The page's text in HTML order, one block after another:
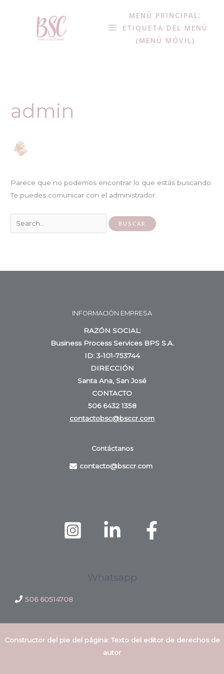
MENÚ PRINCIPAL:
ETIQUETA DEL MENÚ
(MENÚ MÓVIL)
admin
Parece que no podemos encontrar lo que estás buscando.
Te puedes comunicar con el administrador.
INFORMACIÓN EMPRESA
RAZÓN SOCIAL:
Business Process Services BPS S.A.
ID: 3-101-753744
DIRECCIÓN
Santa Ana, San José
CONTACTO
506 6432 1358
contactobsc@bsccr.com
Contáctanos
contacto@bsccr.com
Whatsapp
506 60514708
Constructor del pie del página: Texto del editor de derechos de
autor